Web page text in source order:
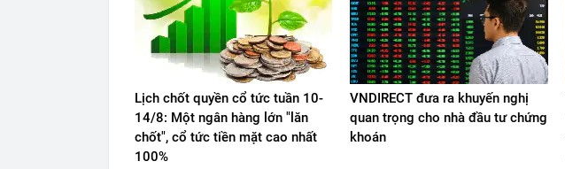
Lịch chốt quyền cổ tức tuần 10-
14/8: Một ngân hàng lớn "lăn
chốt", cổ tức tiền mặt cao nhất
100%
VNDIRECT đưa ra khuyến nghị
quan trọng cho nhà đầu tư chứng
khoán